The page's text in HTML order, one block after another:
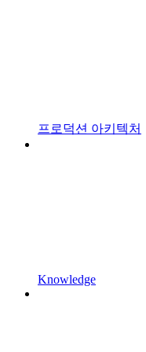
프로덕션 아키텍처
Knowledge